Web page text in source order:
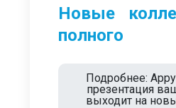
Новые
полного
Подробнее:
презентация
выходит на